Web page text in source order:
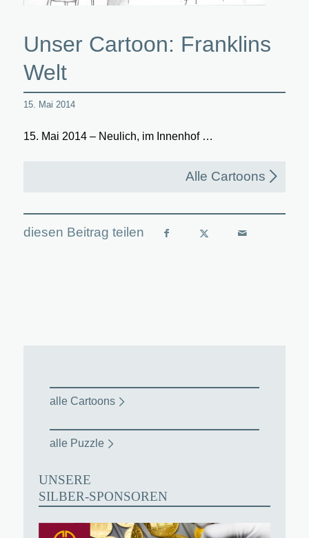
Unser Cartoon: Franklins
Welt
15. Mai 2014
15. Mai 2014 – Neulich, im Innenhof …
Alle Cartoons
alle Cartoons
alle Puzzle
UNSERE
SILBER-SPONSOREN